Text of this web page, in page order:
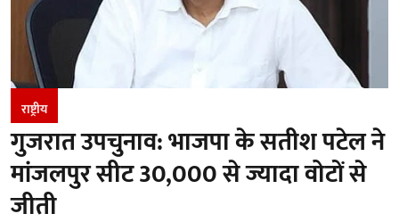
राष्ट्रीय
गुजरात उपचुनाव: भाजपा के सतीश पटेल ने
मांजलपुर सीट 30,000 से ज्यादा वोटों से
जीती